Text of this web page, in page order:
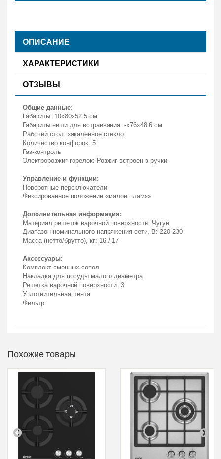
ОПИСАНИЕ
ХАРАКТЕРИСТИКИ
ОТЗЫВЫ
Общие данные:
Габариты: 10x80x52.5 см
Габариты ниши для встраивания: -x76x48.6 см
Рабочий стол: закаленное стекло
Количество конфорок: 5
Газ-контроль
Электророзжиг горелок: Розжиг встроен в ручки
Управление и функции:
Поворотные переключатели
Фиксированное положение «малое пламя»
Дополнительная информация:
Материал решеток варочной поверхности: Чугун
Диапазон номинального напряжения сети, В: 220-230
Масса (нетто/брутто), кг: 16 / 17
Аксессуары:
Комплект сменных сопел
Накладка для посуды малого диаметра
Решетка варочной поверхности: 3
Уплотнительная лента
Фильтр
Похожие товары